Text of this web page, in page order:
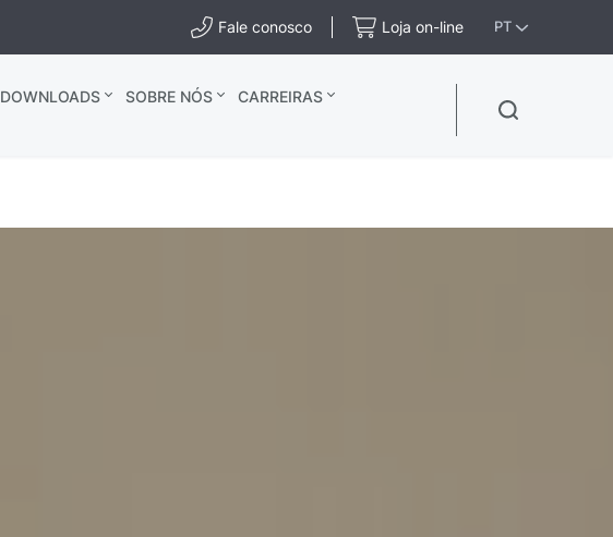
Fale conosco Loja on-line PT
DOWNLOADS SOBRE NÓS
CARREIRAS